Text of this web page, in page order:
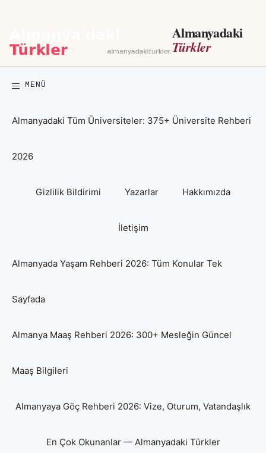
Almanyadaki
Türkler
MENÜ
Almanyadaki Tüm Üniversiteler: 375+ Üniversite Rehberi
2026
Gizlilik Bildirimi Yazarlar Hakkımızda
İletişim
Almanyada Yaşam Rehberi 2026: Tüm Konular Tek
Sayfada
Almanya Maaş Rehberi 2026: 300+ Mesleğin Güncel
Maaş Bilgileri
Almanyaya Göç Rehberi 2026: Vize, Oturum, Vatandaşlık
En Çok Okunanlar — Almanyadaki Türkler